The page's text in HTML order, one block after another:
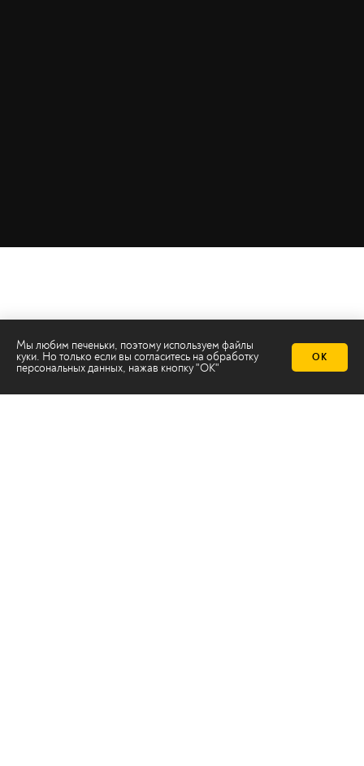
Мы любим печеньки, поэтому используем файлы
куки. Но только если вы согласитесь на обработку
персональных данных, нажав кнопку "ОК"
ОК